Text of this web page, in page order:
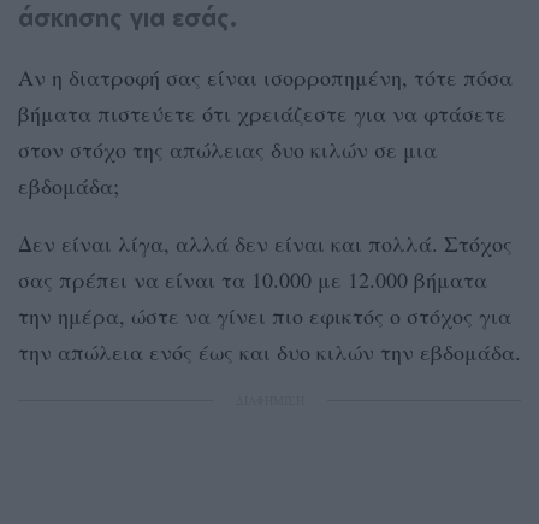
άσκησης για εσάς.
Αν η διατροφή σας είναι ισορροπημένη, τότε πόσα
βήματα πιστεύετε ότι χρειάζεστε για να φτάσετε
στον στόχο της απώλειας δυο κιλών σε μια
εβδομάδα;
Δεν είναι λίγα, αλλά δεν είναι και πολλά. Στόχος
σας πρέπει να είναι τα 10.000 με 12.000 βήματα
την ημέρα, ώστε να γίνει πιο εφικτός ο στόχος για
την απώλεια ενός έως και δυο κιλών την εβδομάδα.